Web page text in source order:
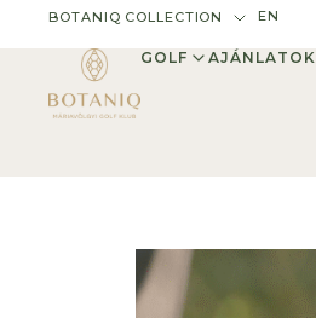
BOTANIQ COLLECTION EN
GOLF AJÁNLATOK